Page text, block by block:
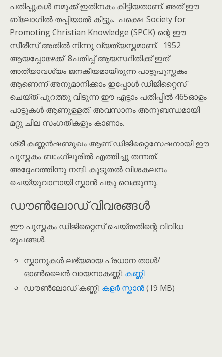
പതിപ്പുകൾ നമുക്ക് ഇതിനകം കിട്ടിയതാണ്. അത് ഈ
ബ്ലോഗിൽ തപ്പിയാൽ കിട്ടും. പക്ഷെ Society for
Promoting Christian Knowledge (SPCK) ന്റെ ഈ
സീരീസ് അതിൽ നിന്നു വ്യത്യസ്തമാണ്. 1952
ആയപ്പോഴേക്ക് 8പതിപ്പ് ആയസ്ഥിതിക്ക് ഇത്
അത്യാവശ്യം ജനകീയമായിരുന്ന പാട്ടുപുസ്തകം
ആണെന്ന് അനുമാനിക്കാം ഇപ്പോൾ ഡിജിറ്റൈസ്
ചെയ്ത് പുറത്തു വിടുന്ന ഈ എട്ടാം പതിപ്പിൽ 465ഓളം
പാട്ടുകൾ ആണുള്ളത്. അവസാനം അനുബന്ധമായി
മറ്റു ചില സംഗതികളും കാണാം.
ശ്രീ കണ്ണൻഷണ്മുഖം ആണ് ഡിജിറ്റൈസേഷനായി ഈ
പുസ്തകം ബാംഗ്ലൂരിൽ എത്തിച്ചു തന്നത്.
അദ്ദേഹത്തിന്നു നന്ദി. കൂടുതൽ വിശകലനം
ചെയ്യുവാനായി സ്കാൻ പങ്കു വെക്കുന്നു.
ഡൗൺലോഡ് വിവരങ്ങൾ
ഈ പുസ്തകം ഡിജിറ്റൈസ് ചെയ്തതിന്റെ വിവിധ
രൂപങ്ങൾ.
സ്കാനുകൾ ലഭ്യമായ പ്രധാന താൾ/
ഓൺലൈൻ വായനാകണ്ണി: കണ്ണി
ഡൗൺലോഡ് കണ്ണി: കളർ സ്കാൻ(19 MB)